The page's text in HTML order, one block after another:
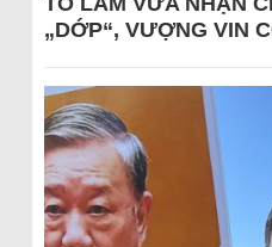
„DỚP“, VƯỢNG VIN